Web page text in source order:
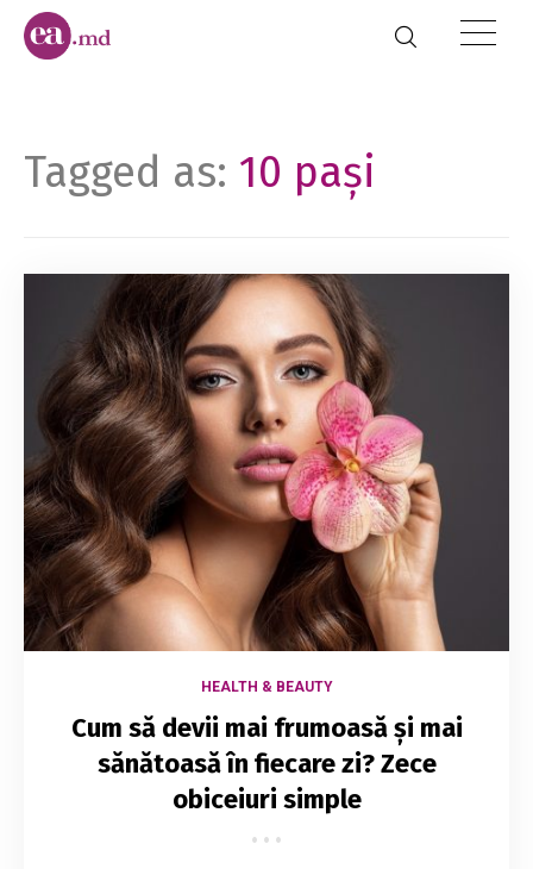
Tagged as: 10 pași
HEALTH & BEAUTY
Cum să devii mai frumoasă și mai
sănătoasă în fiecare zi? Zece
obiceiuri simple